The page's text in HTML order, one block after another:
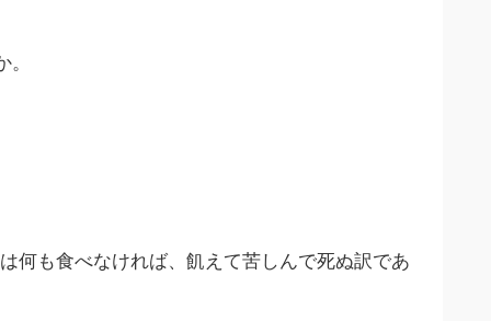
何も食べなければ、飢えて苦しんで死ぬ訳であ